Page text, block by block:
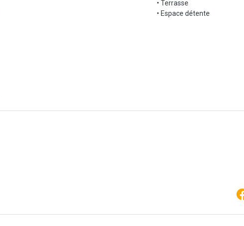
• Terrasse
• Espace détente